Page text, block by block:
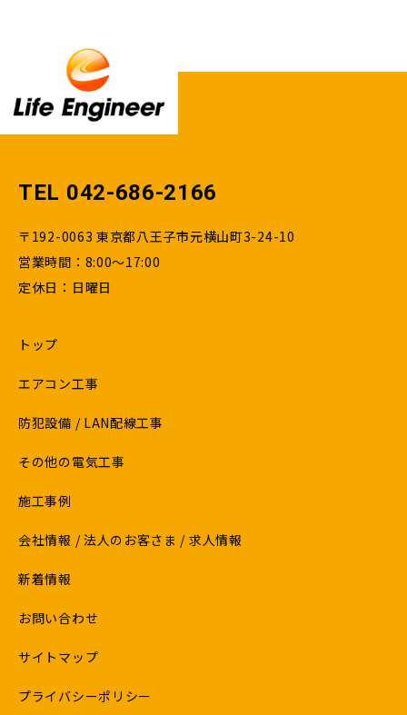
TEL 042-686-2166
〒192-0063 東京都八王子市元横山町3-24-10
営業時間：8:00～17:00
定休日：日曜日
トップ
エアコン工事
防犯設備 / LAN配線工事
その他の電気工事
施工事例
会社情報 / 法人のお客さま / 求人情報
新着情報
お問い合わせ
サイトマップ
プライバシーポリシー